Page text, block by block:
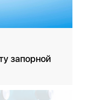
запорной